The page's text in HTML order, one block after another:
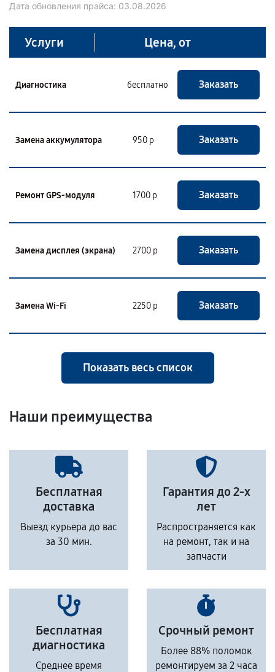
Дата обновления прайса: 03.08.2026
Услуги Цена, от
Диагностика бесплатно Заказать
Замена аккумулятора 950 р Заказать
Ремонт GPS-модуля 1700 р Заказать
Замена дисплея (экрана) 2700 р Заказать
Замена Wi-Fi 2250 р Заказать
Показать весь список
Наши преимущества
Бесплатная
доставка
Выезд курьера до вас
за 30 мин.
Гарантия до 2-х
лет
Распространяется как
на ремонт, так и на
запчасти
Бесплатная
диагностика
Среднее время
Срочный ремонт
Более 88% поломок
ремонтируем за 2 часа